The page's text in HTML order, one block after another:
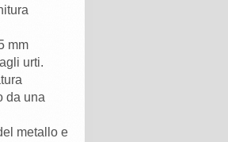
mm
urti.
una
metallo e